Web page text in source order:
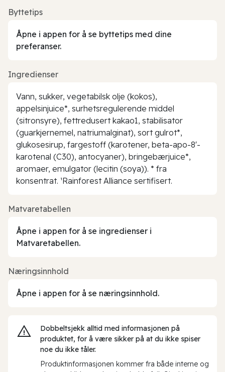
Byttetips
Åpne i appen for å se byttetips med dine
preferanser.
Ingredienser
Vann, sukker, vegetabilsk olje (kokos),
appelsinjuice*, surhetsregulerende middel
(sitronsyre), fettredusert kakao1, stabilisator
(guarkjernemel, natriumalginat), sort gulrot*,
glukosesirup, fargestoff (karotener, beta-apo-8'-
karotenal (C30), antocyaner), bringebærjuice*,
aromaer, emulgator (lecitin (soya)). * fra
konsentrat. ¹Rainforest Alliance sertifisert.
Matvaretabellen
Åpne i appen for å se ingredienser i
Matvaretabellen.
Næringsinnhold
Åpne i appen for å se næringsinnhold.
Dobbeltsjekk alltid med informasjonen på
produktet, for å være sikker på at du ikke spiser
noe du ikke tåler.
Produktinformasjonen kommer fra både interne og